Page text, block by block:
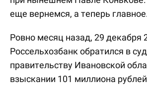
еще вернемся, а теперь
Ровно месяц назад, 29 декабря
Россельхозбанк обратился в
правительству Ивановской
взыскании 101 миллиона